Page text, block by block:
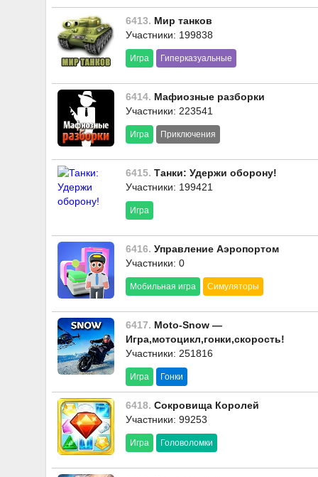
6413. Мир танков
Участники: 199838
Игра Гиперказуальные
6414. Мафиозные разборки
Участники: 223541
Игра Приключения
6415. Танки: Удержи оборону!
Участники: 199421
Игра
6416. Управление Аэропортом
Участники: 0
Мобильная игра Симуляторы
6417. Moto-Snow —
Игра,мотоцикл,гонки,скорость!
Участники: 251816
Игра Гонки
6418. Сокровища Королей
Участники: 99253
Игра Головоломки